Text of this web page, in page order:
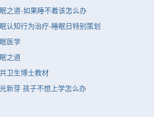
之道-如果睡不着该怎么办
认知行为治疗-睡眠日特别策划
医学
之道
卫生博士教材
新芽 孩子不想上学怎么办